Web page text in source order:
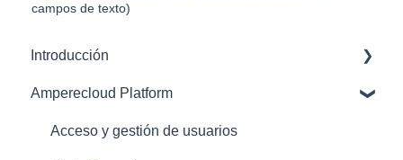
campos de texto)
Introducción
Amperecloud Platform – Cuenta y configuración
Plataforma Amperecloud: nuevas instalaciones y
Amperecloud Platform
Acceso y gestión de usuarios